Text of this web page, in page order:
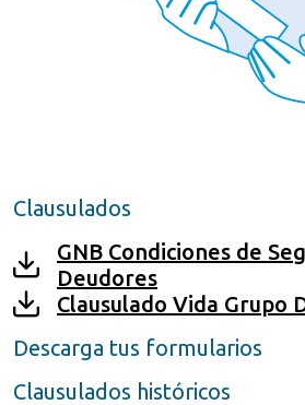
Clausulados
GNB Condiciones de
Deudores
Clausulado Vida Grupo
Descarga tus formularios
Clausulados históricos